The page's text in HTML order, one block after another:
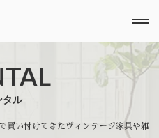
タル
買い付けてきたヴィンテージ家具や雑